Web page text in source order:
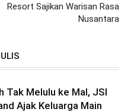
Resort Sajikan Warisan Rasa
Nusantara
Tak Melulu ke Mal, JSI
Ajak Keluarga Main